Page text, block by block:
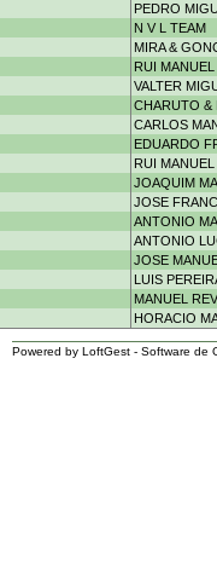
PEDRO
N V L TEAM
MIRA &
RUI
VALTER
CHARUTO &
CARLOS
EDUARDO
RUI
JOAQUIM
JOSE
ANTONIO
ANTONIO
JOSE
LUIS
MANUEL
HORACIO
Powered by LoftGest - Software de